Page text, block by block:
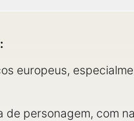
europeus,
de personagem, com